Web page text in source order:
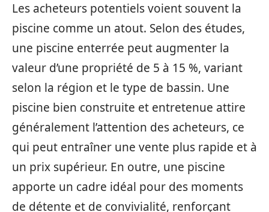
Les acheteurs potentiels voient souvent la
piscine comme un atout. Selon des études,
une piscine enterrée peut augmenter la
valeur d’une propriété de 5 à 15 %, variant
selon la région et le type de bassin. Une
piscine bien construite et entretenue attire
généralement l’attention des acheteurs, ce
qui peut entraîner une vente plus rapide et à
un prix supérieur. En outre, une piscine
apporte un cadre idéal pour des moments
de détente et de convivialité, renforçant